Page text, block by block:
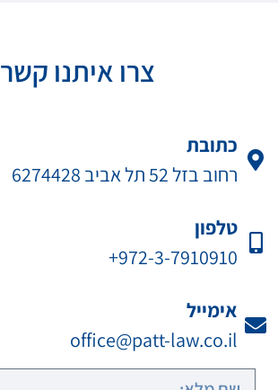
צרו איתנו קשר
כתובת
רחוב בזל 52 תל אביב 6274428
טלפון
972-3-7910910+
אימייל
office@patt-law.co.il